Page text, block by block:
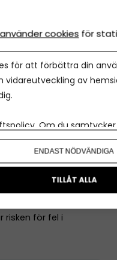
e-faktura)
av bokföringen. Ett
ut moms
ligger till grund för
risken för fel i
cookies för
för att förbättra din
vidareutveckling av
. Om du
hittar du den
ENDAST NÖDVÄNDIGA
TILLÅT ALLA